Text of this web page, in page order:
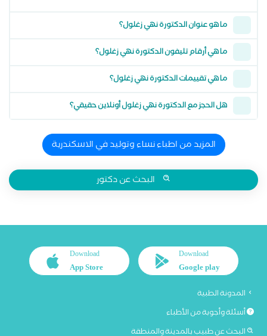
ما هو عنوان الدكتورة نهي زغلول؟
ما هي أرقام تليفون الدكتورة نهي زغلول؟
ما هي تقييمات الدكتورة نهي زغلول؟
هل الحجز مع الدكتورة نهي زغلول أونلاين حقيقي؟
المزيد من اطباء نساء وتوليد في الاسكندرية
البحث عن دكتور
Download
Google play
Download
App Store
المدونة الطبية
أسئلة وأجوبة من الأطباء
البحث عن طبيب بالمدينة والمنطقة